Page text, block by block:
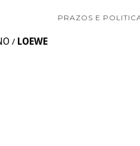
PRAZOS E
/ LOEWE